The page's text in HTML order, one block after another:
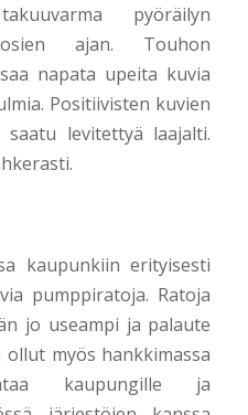
pyöräilyn
ajan. Touhon
napata upeita kuvia
Positiivisten kuvien
levitettyä laajalti.
kaupunkiin erityisesti
pumppiratoja. Ratoja
jo useampi ja palaute
myös hankkimassa
kaupungille ja